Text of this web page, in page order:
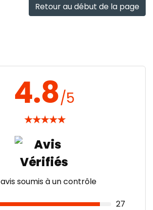
Retour au début de la page
4.8/5
★★★★★
avis soumis à un contrôle
27